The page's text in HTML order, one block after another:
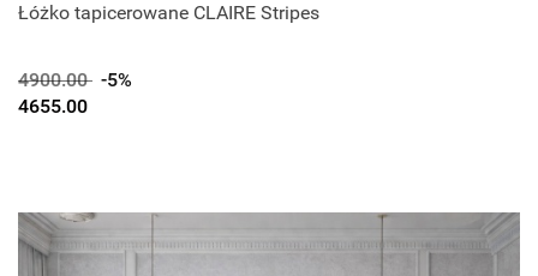
Łóżko tapicerowane CLAIRE Stripes
4900.00 -5%
4655.00